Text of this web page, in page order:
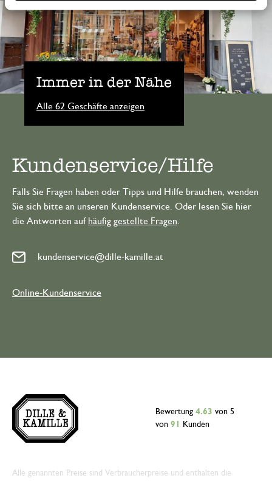
Immer in der Nähe
Alle 62 Geschäfte anzeigen
Kundenservice/Hilfe
Falls Sie Fragen haben oder Tipps und Hilfe brauchen, wenden
Sie sich bitte an unseren Kundenservice. Oder lesen Sie hier
die Antworten auf häufig gestellte Fragen
kundenservice@dille-kamille.at
Online-Kundenservice
Bewertung 4.63 von 5
von 91 Kunden
Alle genannten Preise sind Verbraucherpreise und enthalten die